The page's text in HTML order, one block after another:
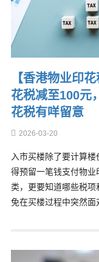
【香港物业印
花税减至100元
花税有咩留意
2026-03-20
入市买楼除了要计算
得预留一笔钱支付物
类，更要知道哪些税
免在买楼过程中突然面